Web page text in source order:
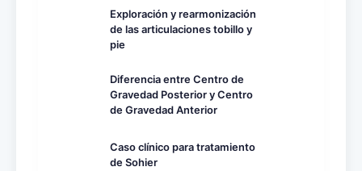
Exploración y rearmonización
de las articulaciones tobillo y
pie
Diferencia entre Centro de
Gravedad Posterior y Centro
de Gravedad Anterior
Caso clínico para tratamiento
de Sohier